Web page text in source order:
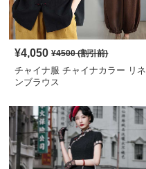
¥4,050 ¥4500(割引前)
チャイナ服 チャイナカラー リネ
ンブラウス